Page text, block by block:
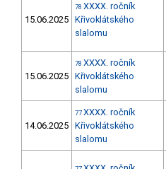
15.06.2025
78 XXXX. ročník
Křivoklátského
slalomu
15.06.2025
78 XXXX. ročník
Křivoklátského
slalomu
14.06.2025
77 XXXX. ročník
Křivoklátského
slalomu